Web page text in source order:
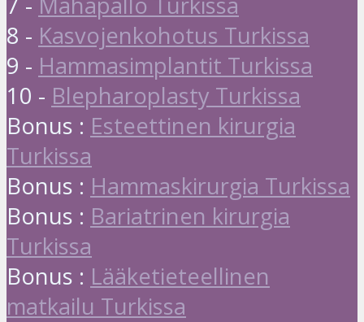
8 - Kasvojenkohotus Turkissa
9 - Hammasimplantit Turkissa
10 - Blepharoplasty Turkissa
Bonus : Esteettinen kirurgia
Turkissa
Bonus : Hammaskirurgia Turkissa
Bonus : Bariatrinen kirurgia
Turkissa
Bonus : Lääketieteellinen
matkailu Turkissa